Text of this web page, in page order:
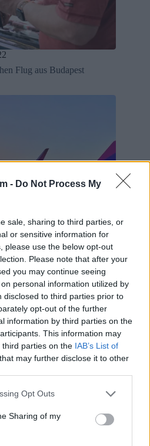
- Do Not Process My
sale, sharing to third parties, or
or sensitive information for
please use the below opt-out
Please note that after your
you may continue seeing
personal information utilized by
disclosed to third parties prior to
opt-out of the further
information by third parties on the
This information may
parties on the IAB’s List of
that may further disclose it to other
app uses one or more Google
behaviour. You may click to
and its third-party tags to
purposes in below Google
Opt Outs
Sharing of my
Flug aus Budapest
auf den Kopf